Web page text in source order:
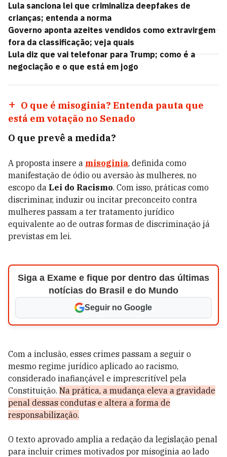
Lula sanciona lei que criminaliza deepfakes de
crianças; entenda a norma
Governo aponta azeites vendidos como extravirgem
fora da classificação; veja quais
Lula diz que vai telefonar para Trump; como é a
negociação e o que está em jogo
O que é misoginia? Entenda pauta que
está em votação no Senado
O que prevê a medida?
A proposta insere a misoginia, definida como
manifestação de ódio ou aversão às mulheres, no
escopo da Lei do Racismo. Com isso, práticas como
discriminar, induzir ou incitar preconceito contra
mulheres passam a ter tratamento jurídico
equivalente ao de outras formas de discriminação já
previstas em lei.
Siga a Exame e fique por dentro das últimas
notícias do Brasil e do Mundo
Seguir no Google
Com a inclusão, esses crimes passam a seguir o
mesmo regime jurídico aplicado ao racismo,
considerado inafiançável e imprescritível pela
Constituição. Na prática, a mudança eleva a gravidade
penal dessas condutas e altera a forma de
responsabilização.
O texto aprovado amplia a redação da legislação penal
para incluir crimes motivados por misoginia ao lado